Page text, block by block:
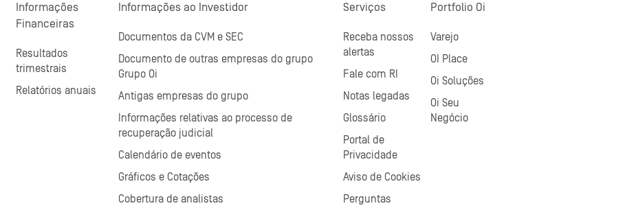
Informações
Financeiras
Resultados
trimestrais
Relatórios anuais
Informações ao Investidor
Documentos da CVM e SEC
Documento de outras empresas do grupo
Grupo Oi
Antigas empresas do grupo
Informações relativas ao processo de
recuperação judicial
Calendário de eventos
Gráficos e Cotações
Cobertura de analistas
Serviços
Receba nossos
alertas
Fale com RI
Notas legadas
Glossário
Portal de
Privacidade
Aviso de Cookies
Perguntas
Portfolio Oi
Varejo
OI Place
Oi Soluções
Oi Seu
Negócio